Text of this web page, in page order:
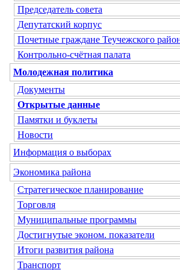
Председатель совета
Депутатский корпус
Почетные граждане Теучежского
Контрольно-счётная палата
Молодежная политика
Документы
Открытые данные
Памятки и буклеты
Новости
Информация о выборах
Экономика района
Стратегическое планирование
Торговля
Муниципальные программы
Достигнутые эконом. показатели
Итоги развития района
Транспорт